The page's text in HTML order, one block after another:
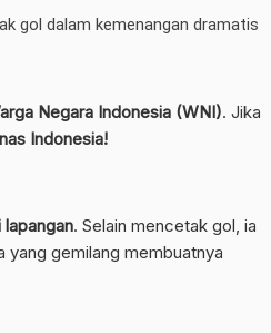
gol dalam kemenangan dramatis
Negara Indonesia (WNI). Jika
Indonesia!
. Selain mencetak gol, ia
yang gemilang membuatnya